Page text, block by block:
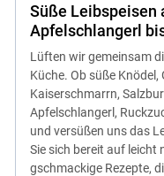
Süße Leibspeisen
Apfelschlangerl
Lüften wir gemeinsam
Küche. Ob süße
Kaiserschmarrn,
Apfelschlangerl,
und versüßen uns das
Sie sich bereit auf leicht
gschmackige Rezepte,